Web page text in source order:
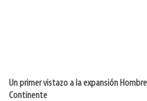
Un primer vistazo a la expansión
Continente